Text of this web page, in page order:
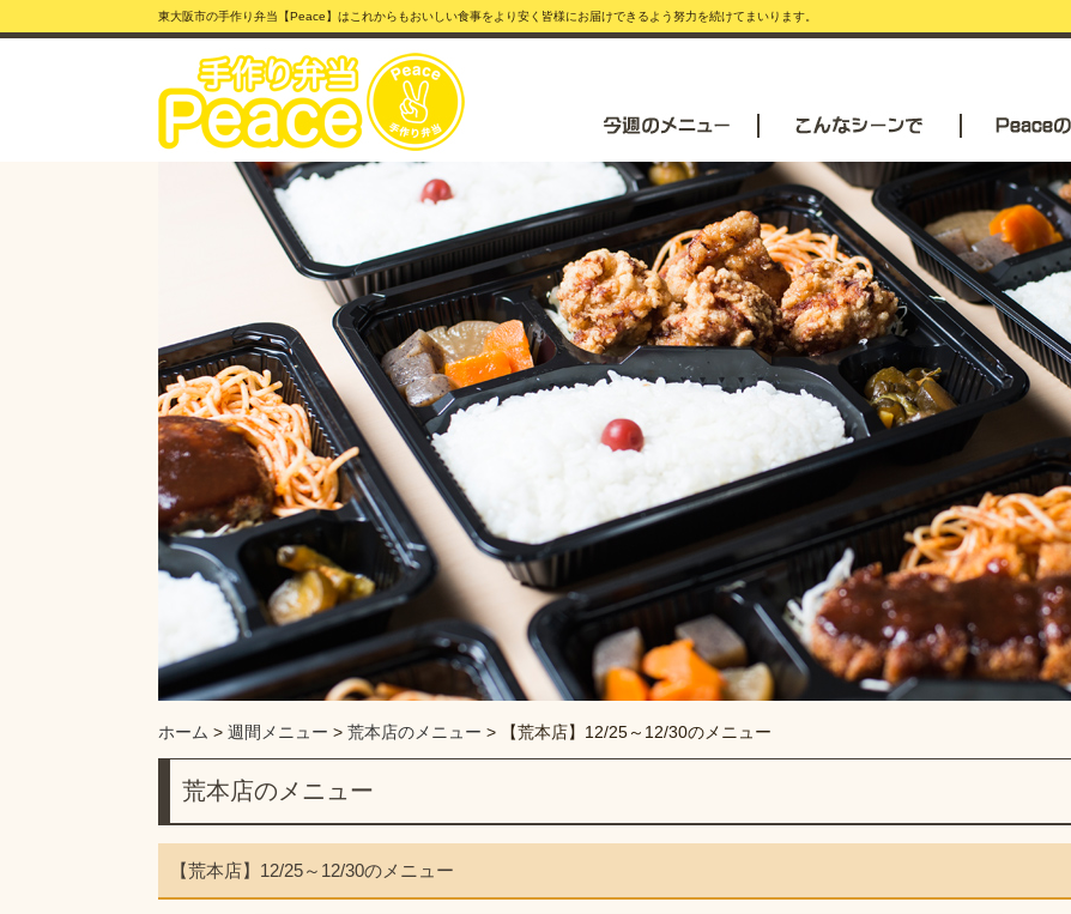
東大阪市の手作り弁当【Peace】はこれからもおいしい食事をより安く皆様にお届けできるよう努力を続けてまいります。
ホーム > 週間メニュー > 荒本店のメニュー > 【荒本店】12/25～12/30のメニュー
荒本店のメニュー
【荒本店】12/25～12/30のメニュー